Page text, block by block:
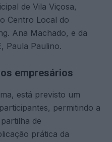
de Vila Viçosa,
Centro Local do
Ana Machado, e da
Paula Paulino.
empresários
está previsto um
permitindo a
de
prática da